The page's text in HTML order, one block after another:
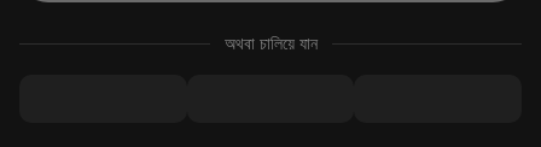
অথবা চালিয়ে যান